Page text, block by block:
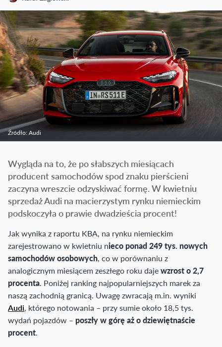
Źródło: Audi
Wygląda na to, że po słabszych miesiącach
producent samochodów spod znaku pierścieni
zaczyna wreszcie odzyskiwać formę. W kwietniu
sprzedaż Audi na macierzystym rynku niemieckim
podskoczyła o prawie dwadzieścia procent!
Jak wynika z raportu KBA, na rynku niemieckim
zarejestrowano w kwietniu nieco ponad 249 tys. nowych
samochodów osobowych, co w porównaniu z
analogicznym miesiącem zeszłego roku dajewzrost o 2,7
procenta. Poniżej ranking najpopularniejszych marek za
naszą zachodnią granicą. Uwagę zwracają m.in. wyniki
Audi, którego notowania – przy sumie około 18,5 tys.
wydań pojazdów – poszły w górę aż o dziewiętnaście
procent.